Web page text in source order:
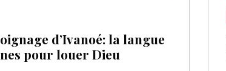
d’Ivanoé: la langue
pour louer Dieu